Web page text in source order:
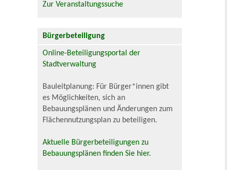
Zur Veranstaltungssuche
Bürgerbeteiligung
Online-Beteiligungsportal der
Stadtverwaltung
Bauleitplanung: Für Bürger*innen gibt
es Möglichkeiten, sich an
Bebauungsplänen und Änderungen zum
Flächennutzungsplan zu beteiligen.
Aktuelle Bürgerbeteiligungen zu
Bebauungsplänen finden Sie hier.